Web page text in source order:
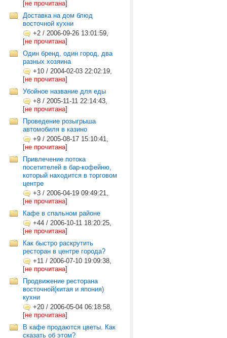
[не прочитана]
Доставка на дом блюд
восточной кухни
+2 / 2006-09-26 13:01:59,
[не прочитана]
Один бренд, один город, два
разных хозяина
+10 / 2004-02-03 22:02:19,
[не прочитана]
Убойное название для еды
+8 / 2005-11-11 22:14:43,
[не прочитана]
Проведение розыгрыша
автомобиля в казино
+9 / 2005-08-17 15:10:41,
[не прочитана]
Привлечение потока
посетителей в бар-кофейню,
который находится в торговом
центре
+3 / 2006-04-19 09:49:21,
[не прочитана]
Кафе в спальном районе
+44 / 2006-10-11 18:20:25,
[не прочитана]
Как быстро раскрутить
ресторан в центре города?
+11 / 2006-07-10 19:09:38,
[не прочитана]
Продвижение ресторана
восточной(китая и япония)
кухни
+20 / 2006-05-04 06:18:58,
[не прочитана]
В кафе продаются цветы. Как
сказать об этом?